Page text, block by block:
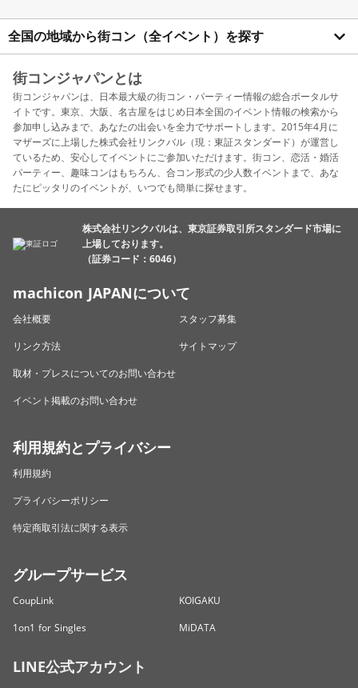
全国の地域から街コン（全イベント）を探す
街コンジャパンとは
街コンジャパンは、日本最大級の街コン・パーティー情報の総合ポータルサ
イトです。東京、大阪、名古屋をはじめ日本全国のイベント情報の検索から
参加申し込みまで、あなたの出会いを全力でサポートします。2015年4月に
マザーズに上場した株式会社リンクバル（現：東証スタンダード）が運営し
ているため、安心してイベントにご参加いただけます。街コン、恋活・婚活
パーティー、趣味コンはもちろん、合コン形式の少人数イベントまで、あな
たにピッタリのイベントが、いつでも簡単に探せます。
株式会社リンクバルは、東京証券取引所スタンダード市場に
上場しております。
（証券コード：6046）
machicon JAPANについて
会社概要
スタッフ募集
リンク方法
サイトマップ
取材・プレスについてのお問い合わせ
イベント掲載のお問い合わせ
利用規約とプライバシー
利用規約
プライバシーポリシー
特定商取引法に関する表示
グループサービス
CoupLink
KOIGAKU
1on1 for Singles
MiDATA
LINE公式アカウント